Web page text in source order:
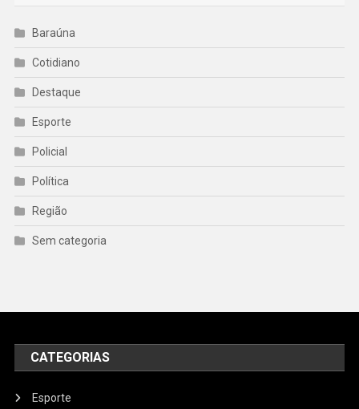
Baraúna
Cotidiano
Destaque
Esporte
Policial
Política
Região
Sem categoria
CATEGORIAS
Esporte